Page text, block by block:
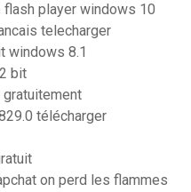
player windows 10
telecharger
windows 8.1
bit
gratuitement
télécharger
on perd les flammes